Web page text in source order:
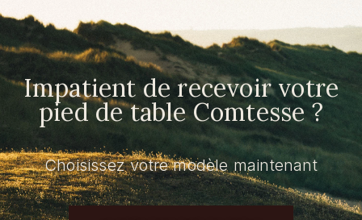
Impatient de recevoir votre
pied de table Comtesse ?
Choisissez votre modèle maintenant